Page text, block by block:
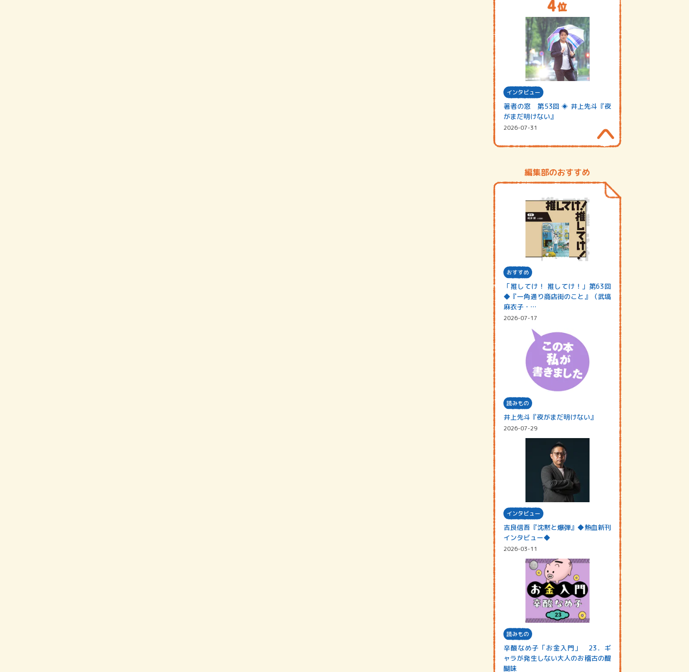
インタビュー
著者の窓 第53回 ◈ 井上先斗『夜
がまだ明けない』
2026-07-31
編集部のおすすめ
おすすめ
「推してけ！ 推してけ！」第63回
◆『一角通り商店街のこと』（武塙
麻衣子・…
2026-07-17
読みもの
井上先斗『夜がまだ明けない』
2026-07-29
インタビュー
吉良信吾『沈黙と爆弾』◆熱血新刊
インタビュー◆
2026-03-11
読みもの
辛酸なめ子「お金入門」 23．ギ
ャラが発生しない大人のお稽古の醍
醐味